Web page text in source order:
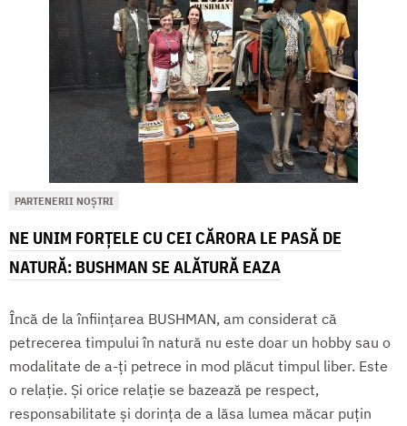
PARTENERII NOȘTRI
NE UNIM FORȚELE CU CEI CĂRORA LE PASĂ DE
NATURĂ: BUSHMAN SE ALĂTURĂ EAZA
Încă de la înființarea BUSHMAN, am considerat că
petrecerea timpului în natură nu este doar un hobby sau o
modalitate de a-ți petrece in mod plăcut timpul liber. Este
o relație. Și orice relație se bazează pe respect,
responsabilitate și dorința de a lăsa lumea măcar puțin